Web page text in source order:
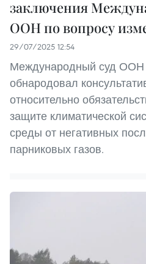
заключения
ООН по вопросу
29/07/2025 12:54
Международный суд
обнародовал
относительно
защите климатической
среды от негативных
парниковых газов.